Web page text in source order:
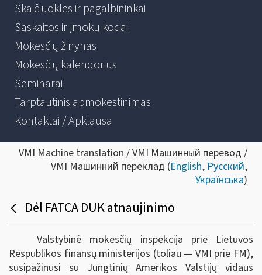
Skaičiuoklės ir pagalbininkai
Sąskaitos ir įmokų kodai
Mokesčių žinynas
Mokesčių kalendorius
Seminarai
Tarptautinis apmokestinimas
Kontaktai / Apklausa
VMI Machine translation / VMI Машинный перевод /
VMI Машинний переклад (English, Русский,
Українська)
Dėl FATCA DUK atnaujinimo
Valstybinė mokesčių inspekcija prie Lietuvos
Respublikos finansų ministerijos (toliau — VMI prie FM),
susipažinusi su Jungtinių Amerikos Valstijų vidaus